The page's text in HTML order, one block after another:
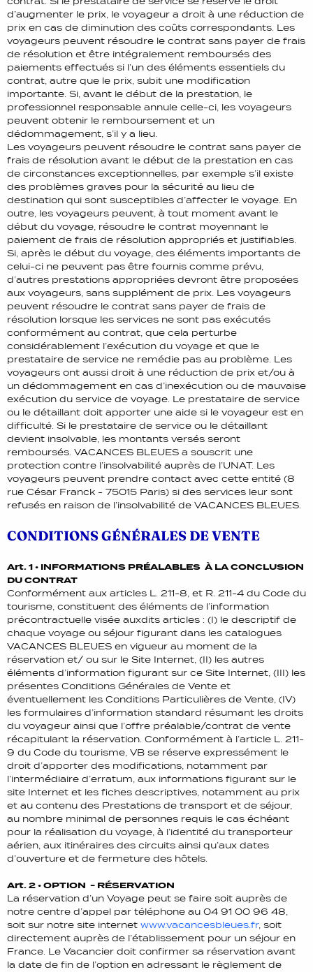
d’augmenter le prix, le voyageur a droit à une réduction de
prix en cas de diminution des coûts correspondants. Les
voyageurs peuvent résoudre le contrat sans payer de frais
de résolution et être intégralement remboursés des
paiements effectués si l’un des éléments essentiels du
contrat, autre que le prix, subit une modification
importante. Si, avant le début de la prestation, le
professionnel responsable annule celle-ci, les voyageurs
peuvent obtenir le remboursement et un
dédommagement, s’il y a lieu.
Les voyageurs peuvent résoudre le contrat sans payer de
frais de résolution avant le début de la prestation en cas
de circonstances exceptionnelles, par exemple s’il existe
des problèmes graves pour la sécurité au lieu de
destination qui sont susceptibles d’affecter le voyage. En
outre, les voyageurs peuvent, à tout moment avant le
début du voyage, résoudre le contrat moyennant le
paiement de frais de résolution appropriés et justifiables.
Si, après le début du voyage, des éléments importants de
celui-ci ne peuvent pas être fournis comme prévu,
d’autres prestations appropriées devront être proposées
aux voyageurs, sans supplément de prix. Les voyageurs
peuvent résoudre le contrat sans payer de frais de
résolution lorsque les services ne sont pas exécutés
conformément au contrat, que cela perturbe
considérablement l’exécution du voyage et que le
prestataire de service ne remédie pas au problème. Les
voyageurs ont aussi droit à une réduction de prix et/ou à
un dédommagement en cas d’inexécution ou de mauvaise
exécution du service de voyage. Le prestataire de service
ou le détaillant doit apporter une aide si le voyageur est en
difficulté. Si le prestataire de service ou le détaillant
devient insolvable, les montants versés seront
remboursés. VACANCES BLEUES a souscrit une
protection contre l’insolvabilité auprès de l’UNAT. Les
voyageurs peuvent prendre contact avec cette entité (8
rue César Franck - 75015 Paris) si des services leur sont
refusés en raison de l’insolvabilité de VACANCES BLEUES.
CONDITIONS GÉNÉRALES DE VENTE
Art. 1 • INFORMATIONS PRÉALABLES À LA CONCLUSION
DU CONTRAT
Conformément aux articles L. 211-8, et R. 211-4 du Code du
tourisme, constituent des éléments de l’information
précontractuelle visée auxdits articles : (I) le descriptif de
chaque voyage ou séjour figurant dans les catalogues
VACANCES BLEUES en vigueur au moment de la
réservation et/ ou sur le Site Internet, (II) les autres
éléments d’information figurant sur ce Site Internet, (III) les
présentes Conditions Générales de Vente et
éventuellement les Conditions Particulières de Vente, (IV)
les formulaires d’information standard résumant les droits
du voyageur ainsi que l’offre préalable/contrat de vente
récapitulant la réservation. Conformément à l’article L. 211-
9 du Code du tourisme, VB se réserve expressément le
droit d’apporter des modifications, notamment par
l’intermédiaire d’erratum, aux informations figurant sur le
site Internet et les fiches descriptives, notamment au prix
et au contenu des Prestations de transport et de séjour,
au nombre minimal de personnes requis le cas échéant
pour la réalisation du voyage, à l’identité du transporteur
aérien, aux itinéraires des circuits ainsi qu’aux dates
d’ouverture et de fermeture des hôtels.
Art. 2 • OPTION - RÉSERVATION
La réservation d’un Voyage peut se faire soit auprès de
notre centre d’appel par téléphone au 04 91 00 96 48,
soit sur notre site internet www.vacancesbleues.fr, soit
directement auprès de l’établissement pour un séjour en
France. Le Vacancier doit confirmer sa réservation avant
la date de fin de l’option en adressant le règlement de